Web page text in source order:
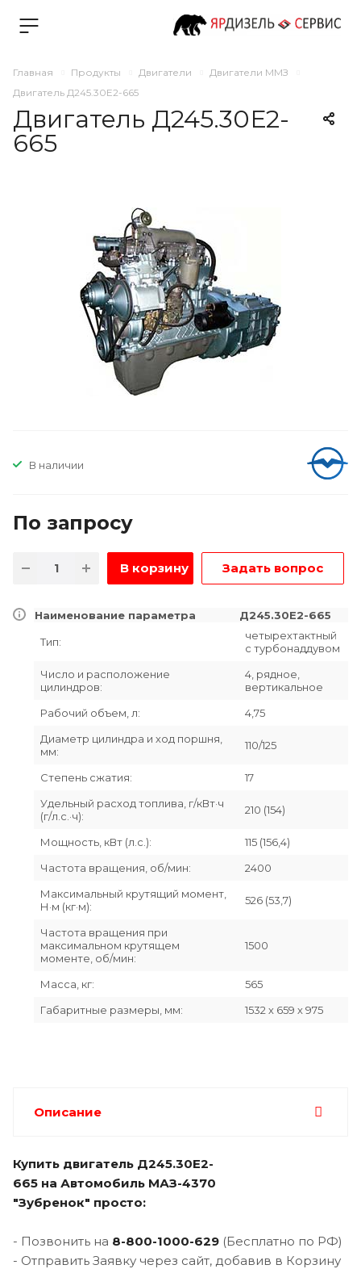
Главная Продукты Двигатели
Двигатели ММЗ
Двигатель Д245.30Е2-665
Двигатель Д245.30Е2-
665
В наличии
По запросу
В корзину Задать вопрос
Наименование параметра Д245.30Е2-665
Тип:
четырехтактный
с турбонаддувом
Число и расположение
цилиндров:
4, рядное,
вертикальное
Рабочий объем, л:
4,75
Диаметр цилиндра и ход поршня,
мм:
110/125
Степень сжатия:
17
Удельный расход топлива, г/кВт·ч
(г/л.с.·ч):
210 (154)
Мощность, кВт (л.с.):
115 (156,4)
Частота вращения, об/мин:
2400
Максимальный крутящий момент,
Н·м (кг·м):
526 (53,7)
Частота вращения при
максимальном крутящем
моменте, об/мин:
1500
Масса, кг:
565
Габаритные размеры, мм:
1532 х 659 х 975
Описание
Купить двигатель Д245.30Е2-
665 на Автомобиль МАЗ-4370
"Зубренок" просто:
- Позвонить на 8-800-1000-629 (Бесплатно по РФ)
- Отправить Заявку через сайт, добавив в Корзину